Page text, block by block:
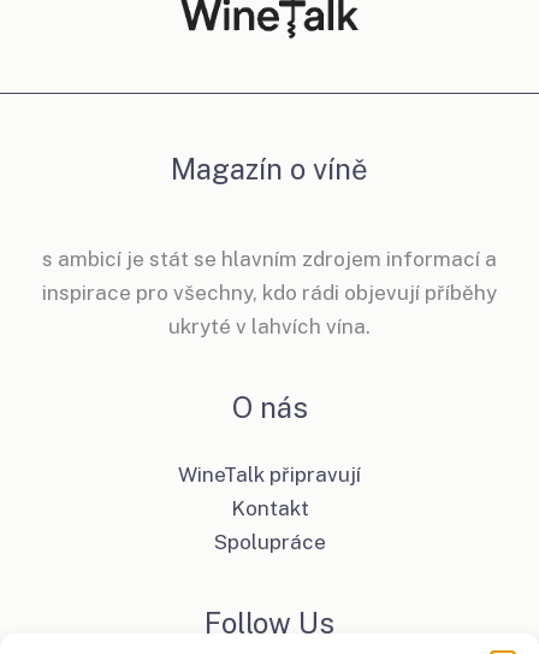
Magazín o víně
s ambicí je stát se hlavním zdrojem informací a
inspirace pro všechny, kdo rádi objevují příběhy
ukryté v lahvích vína.
O nás
WineTalk připravují
Kontakt
Spolupráce
Follow Us